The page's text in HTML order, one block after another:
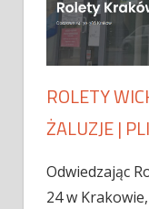
ROLETY
ŻALUZJE |
Odwiedzając
24 w